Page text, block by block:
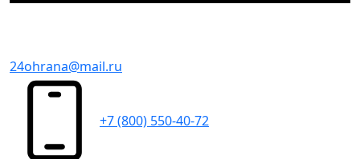
24ohrana@mail.ru
+7 (800) 550-40-72